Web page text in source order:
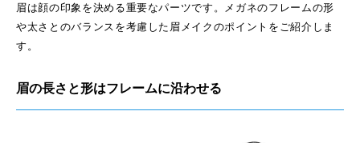
眉は顔の印象を決める重要なパーツです。メガネのフレームの形
や太さとのバランスを考慮した眉メイクのポイントをご紹介しま
す。
眉の長さと形はフレームに沿わせる